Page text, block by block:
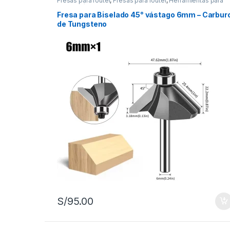
carpintería
Fresa para Biselado 45° vástago 6mm –
de Tungsteno
S/95.00